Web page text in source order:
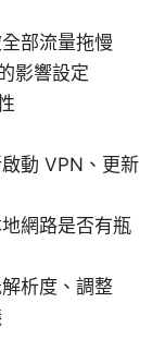
部流量拖慢
影響設定
動 VPN、更新
網路是否有瓶
析度、調整